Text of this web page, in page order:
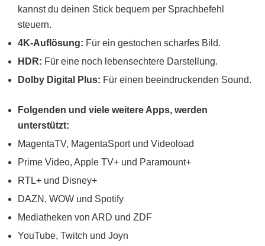
kannst du deinen Stick bequem per Sprachbefehl
steuern.
4K-Auflösung: Für ein gestochen scharfes Bild.
HDR: Für eine noch lebensechtere Darstellung.
Dolby Digital Plus: Für einen beeindruckenden Sound.
Folgenden und viele weitere Apps, werden
unterstützt:
MagentaTV, MagentaSport und Videoload
Prime Video, Apple TV+ und Paramount+
RTL+ und Disney+
DAZN, WOW und Spotify
Mediatheken von ARD und ZDF
YouTube, Twitch und Joyn